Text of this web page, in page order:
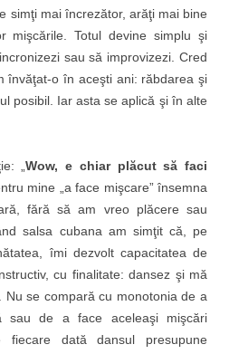
simţi mai încrezător, arăţi mai bine
mişcările. Totul devine simplu şi
sau să improvizezi. Cred
învăţat-o în aceşti ani: răbdarea şi
posibil. Iar asta se aplică şi în alte
„Wow, e chiar plăcut să faci
mine „a face mişcare” însemna
fără să am vreo plăcere sau
salsa cubana am simţit că, pe
îmi dezvolt capacitatea de
cu finalitate: dansez şi mă
Nu se compară cu monotonia de a
sau de a face aceleaşi mişcări
dată dansul presupune